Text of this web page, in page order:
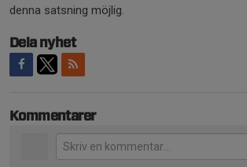
denna satsning möjlig.
Dela nyhet
Kommentarer